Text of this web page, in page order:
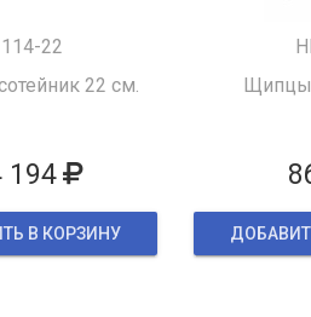
22
22 см.
194
В КОРЗИНУ
Щипцы